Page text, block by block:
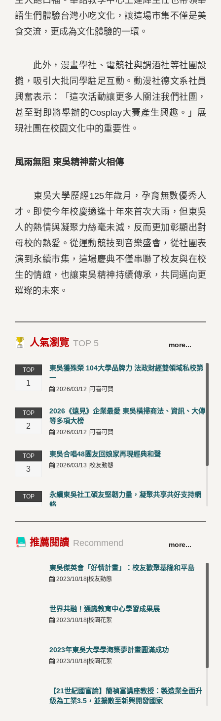
語生們體驗台灣小吃文化，讓這場市集不僅是美
食交流，更成為文化體驗的一環。
此外，漫畫學社、電競社與調酒社等社團設
攤，吸引大批同學駐足互動。動漫社德文系社員
興奮表示：「這次活動讓更多人關注我們社團，
甚至對即將舉辦的Cosplay大賽產生興趣。」展
現社團在校園文化中的重要性。
風雨無阻 東吳精神薪火相傳
東吳大學歷經125年歲月，孕育無數優秀人
才。即使今年校慶適逢十年來首次大雨，但東吳
人的熱情與凝聚力絲毫未減，反而更加彰顯出對
母校的熱愛。從運動競技到音樂盛會，從社團表
演到永續市集，這場慶典不僅串聯了校友與在校
生的情誼，也讓東吳精神持續傳承，共同邁向更
璀璨的未來。
人氣瀏覽 TOP 5 more...
TOP
1
東吳獲殊榮 104大學品牌力 法政財經雙領域私校第
一
2026/03/12 |可喜可賀
TOP
2
2026《遠見》企業最愛 東吳橫掃商法、資訊、大傳
等多項大榜
2026/03/12 |可喜可賀
TOP
3
東吳合唱48團友回娘家再現經典和聲
2026/03/13 |校友動態
TOP
永續東吳社工碩友堅韌力量，凝聚共享共好支持網
絡
TOP
卓越永續校園 東吳大學連奪 ISO 14001、45001 及
50001三大國際驗證殊榮
推薦閱讀 Recommend more...
東吳傑英會「好情計畫」：校友歡聚基隆和平島
2023/10/18|校友動態
世界共融！通識教育中心學習成果展
2023/10/18|校園花絮
2023年東吳大學學海築夢計畫圓滿成功
2023/10/18|校園花絮
【21世紀國富論】簡禎富講座教授：製造業全面升
級為工業3.5，並擴散至新興開發國家